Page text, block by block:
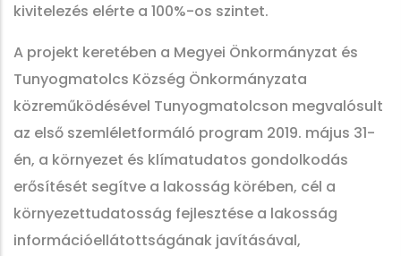
kivitelezés elérte a 100%-os szintet.
A projekt keretében a Megyei Önkormányzat és
Tunyogmatolcs Község Önkormányzata
közreműködésével Tunyogmatolcson megvalósult
az első szemléletformáló program 2019. május 31-
én, a környezet és klímatudatos gondolkodás
erősítését segítve a lakosság körében, cél a
környezettudatosság fejlesztése a lakosság
információellátottságának javításával,